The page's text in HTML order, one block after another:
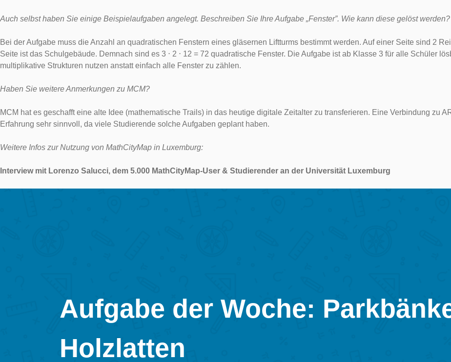
Auch selbst haben Sie einige Beispielaufgaben angelegt. Beschreiben Sie Ihre Aufgabe „Fenster”. Wie kann diese gelöst
Bei der Aufgabe muss die Anzahl an quadratischen Fenstern eines gläsernen Liftturms bestimmt werden. Auf einer Seite sind 2
Seite ist das Schulgebäude. Demnach sind es 3 ⋅ 2 ⋅ 12 = 72 quadratische Fenster. Die Aufgabe ist ab Klasse 3 für alle Schüler
multiplikative Strukturen nutzen anstatt einfach alle Fenster zu zählen.
Haben Sie weitere Anmerkungen zu MCM?
MCM hat es geschafft eine alte Idee (mathematische Trails) in das heutige digitale Zeitalter zu transferieren. Eine Verbindung zu
Erfahrung sehr sinnvoll, da viele Studierende solche Aufgaben geplant haben.
Weitere Infos zur Nutzung von MathCityMap in Luxemburg:
Interview mit Lorenzo Salucci, dem 5.000 MathCityMap-User & Studierender an der Universität Luxemburg
Aufgabe der Woche:
Holzlatten